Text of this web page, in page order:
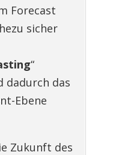
Forecast
sicher
“
dadurch das
Ebene
Zukunft des